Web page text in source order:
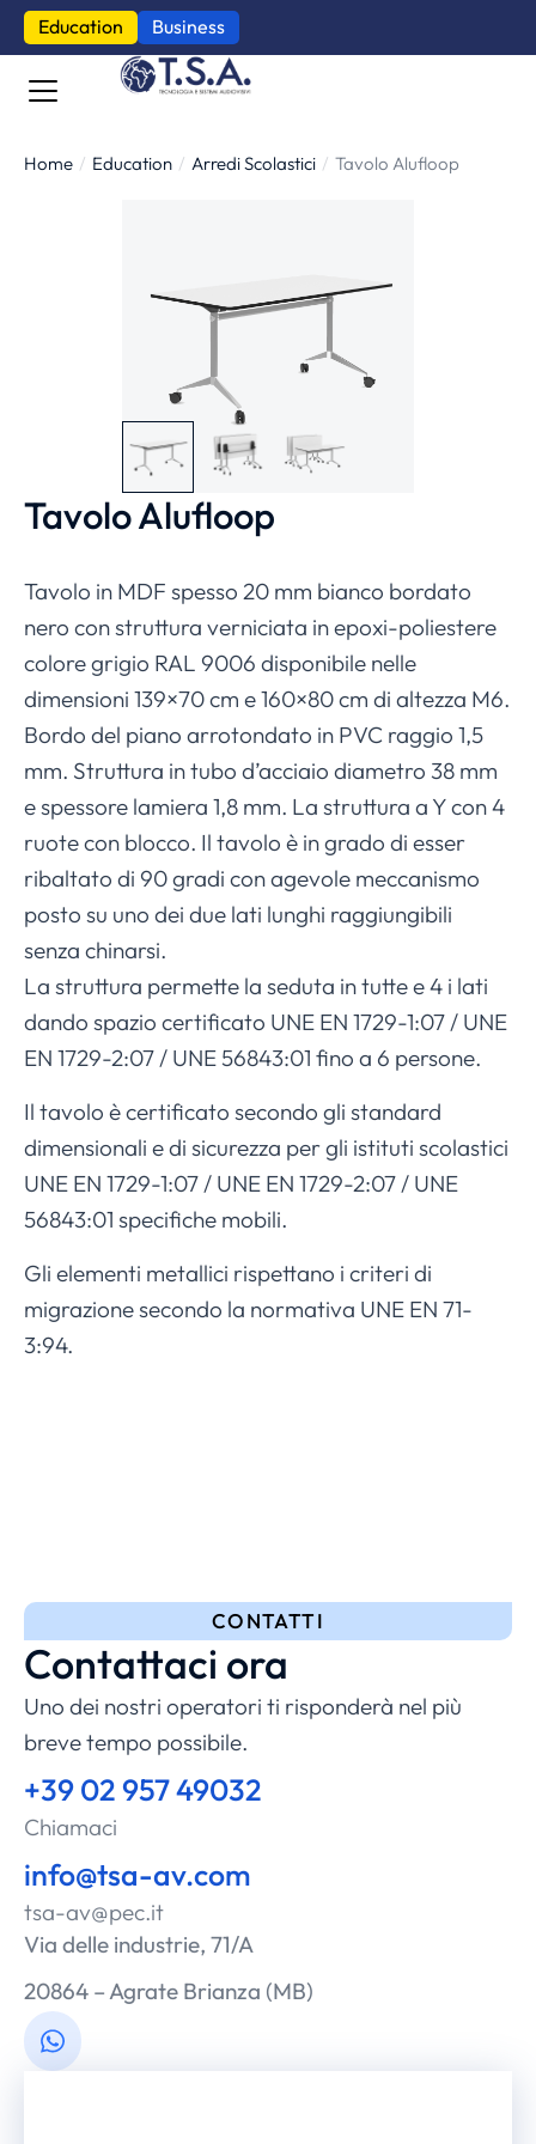
Education Business
Tu sei qui:
Home Education Arredi Scolastici Tavolo Alufloop
Tavolo Alufloop
Tavolo in MDF spesso 20 mm bianco bordato
nero con struttura verniciata in epoxi-poliestere
colore grigio RAL 9006 disponibile nelle
dimensioni 139×70 cm e 160×80 cm di altezza M6.
Bordo del piano arrotondato in PVC raggio 1,5
mm. Struttura in tubo d’acciaio diametro 38 mm
e spessore lamiera 1,8 mm. La struttura a Y con 4
ruote con blocco. Il tavolo è in grado di esser
ribaltato di 90 gradi con agevole meccanismo
posto su uno dei due lati lunghi raggiungibili
senza chinarsi.
La struttura permette la seduta in tutte e 4 i lati
dando spazio certificato UNE EN 1729-1:07 / UNE
EN 1729-2:07 / UNE 56843:01 fino a 6 persone.
Il tavolo è certificato secondo gli standard
dimensionali e di sicurezza per gli istituti scolastici
UNE EN 1729-1:07 / UNE EN 1729-2:07 / UNE
56843:01 specifiche mobili.
Gli elementi metallici rispettano i criteri di
migrazione secondo la normativa UNE EN 71-
3:94.
CONTATTI
Contattaci ora
Uno dei nostri operatori ti risponderà nel più
breve tempo possibile.
+39 02 957 49032
Chiamaci
info@tsa-av.com
tsa-av@pec.it
Via delle industrie, 71/A
20864 – Agrate Brianza (MB)